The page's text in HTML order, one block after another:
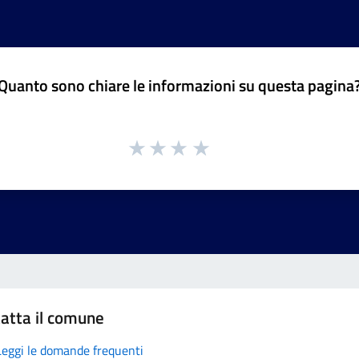
sono chiare le informazioni su questa
il comune
le domande frequenti